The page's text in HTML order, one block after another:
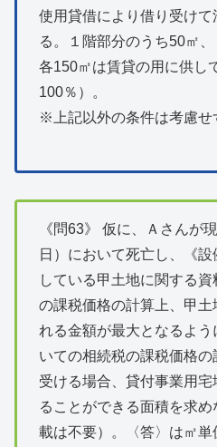
使用貸借により借り受け
る。１階部分のうち50㎡
各150㎡は賃貸の用に供し
100％）。
※上記以外の条件は考慮せ
《問63》 仮に、Ａさんが
日）において死亡し、《
している甲土地に関する
の課税価格の計算上、甲土
れる金額が最大となるよ
いての相続税の課税価格
受ける場合、貸付事業用
ることができる面積を求
載は不要）。〈答〉は㎡単